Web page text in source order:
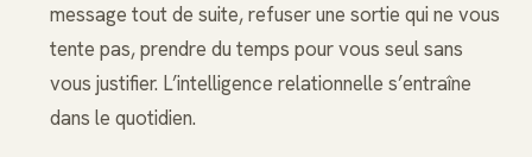
message tout de suite, refuser une sortie qui ne vous
tente pas, prendre du temps pour vous seul sans
vous justifier. L’intelligence relationnelle s’entraîne
dans le quotidien.